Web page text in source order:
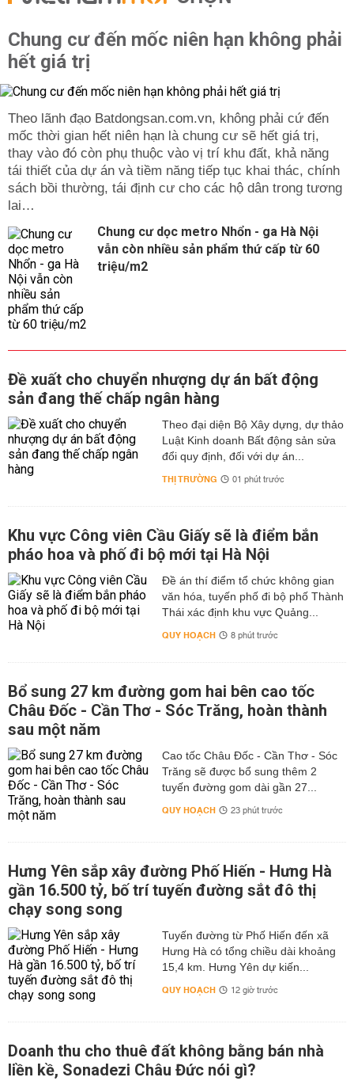
Chung cư đến mốc niên hạn không phải
hết giá trị
Theo lãnh đạo Batdongsan.com.vn, không phải cứ đến
mốc thời gian hết niên hạn là chung cư sẽ hết giá trị,
thay vào đó còn phụ thuộc vào vị trí khu đất, khả năng
tái thiết của dự án và tiềm năng tiếp tục khai thác, chính
sách bồi thường, tái định cư cho các hộ dân trong tương
lai…
Chung cư dọc metro Nhổn - ga Hà Nội
vẫn còn nhiều sản phẩm thứ cấp từ 60
triệu/m2
Đề xuất cho chuyển nhượng dự án bất động
sản đang thế chấp ngân hàng
Theo đại diện Bộ Xây dựng, dự thảo
Luật Kinh doanh Bất động sản sửa
đổi quy định, đối với dự án...
THỊ TRƯỜNG 01 phút trước
Khu vực Công viên Cầu Giấy sẽ là điểm bắn
pháo hoa và phố đi bộ mới tại Hà Nội
Đề án thí điểm tổ chức không gian
văn hóa, tuyến phố đi bộ phố Thành
Thái xác định khu vực Quảng...
QUY HOẠCH 8 phút trước
Bổ sung 27 km đường gom hai bên cao tốc
Châu Đốc - Cần Thơ - Sóc Trăng, hoàn thành
sau một năm
Cao tốc Châu Đốc - Cần Thơ - Sóc
Trăng sẽ được bổ sung thêm 2
tuyến đường gom dài gần 27...
QUY HOẠCH 23 phút trước
Hưng Yên sắp xây đường Phố Hiến - Hưng Hà
gần 16.500 tỷ, bố trí tuyến đường sắt đô thị
chạy song song
Tuyến đường từ Phố Hiến đến xã
Hưng Hà có tổng chiều dài khoảng
15,4 km. Hưng Yên dự kiến...
QUY HOẠCH 12 giờ trước
Doanh thu cho thuê đất không bằng bán nhà
liền kề, Sonadezi Châu Đức nói gì?